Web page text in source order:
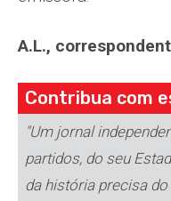
A.L.,
Contribua com
"Um jornal
partidos, do seu
da história precisa